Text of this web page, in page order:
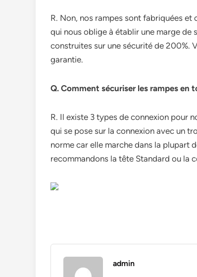
R. Non, nos rampes sont fabriquées
qui nous oblige à établir une marge de
construites sur une sécurité de 200%.
garantie.
Q. Comment sécuriser les rampes en
R. Il existe 3 types de connexion pour
qui se pose sur la connexion avec un
norme car elle marche dans la plupart
recommandons la tête Standard ou la
admin